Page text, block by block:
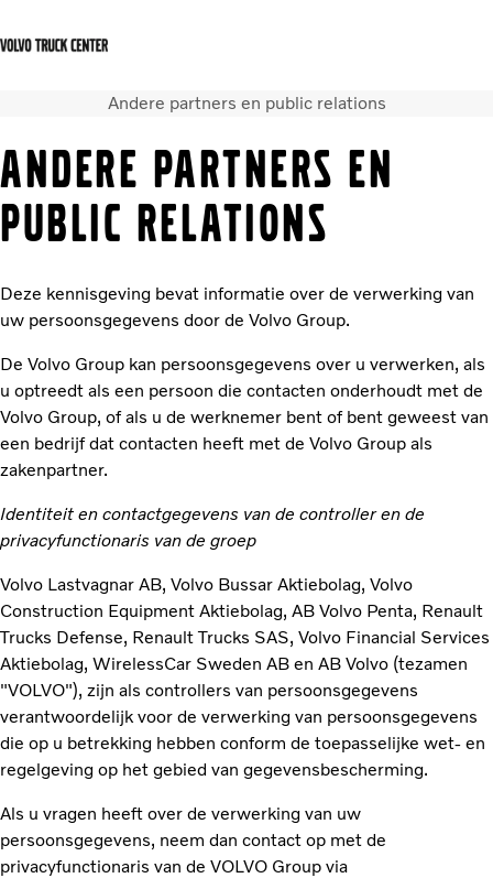
Login Center
Diensten
Verkoop
Vacatures
Contact
Andere partners en public relations
ANDERE PARTNERS EN
PUBLIC RELATIONS
Deze kennisgeving bevat informatie over de verwerking van
uw persoonsgegevens door de Volvo Group.
De Volvo Group kan persoonsgegevens over u verwerken, als
u optreedt als een persoon die contacten onderhoudt met de
Volvo Group, of als u de werknemer bent of bent geweest van
een bedrijf dat contacten heeft met de Volvo Group als
zakenpartner.
Identiteit en contactgegevens van de controller en de
privacyfunctionaris van de groep
Volvo Lastvagnar AB, Volvo Bussar Aktiebolag, Volvo
Construction Equipment Aktiebolag, AB Volvo Penta, Renault
Trucks Defense, Renault Trucks SAS, Volvo Financial Services
Aktiebolag, WirelessCar Sweden AB en AB Volvo (tezamen
"VOLVO"), zijn als controllers van persoonsgegevens
verantwoordelijk voor de verwerking van persoonsgegevens
die op u betrekking hebben conform de toepasselijke wet- en
regelgeving op het gebied van gegevensbescherming.
Als u vragen heeft over de verwerking van uw
persoonsgegevens, neem dan contact op met de
privacyfunctionaris van de VOLVO Group via